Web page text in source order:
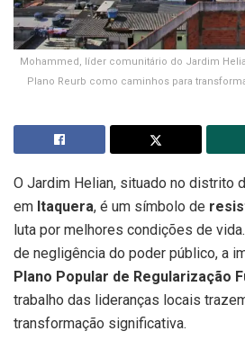
Mohammed, líder comunitário do Jardim
Plano Reurb como caminhos para
O Jardim Helian, situado no distrito
em Itaquera, é um símbolo de
luta por melhores condições de
de negligência do poder público, a
Plano Popular de Regularização
trabalho das lideranças locais
transformação significativa.